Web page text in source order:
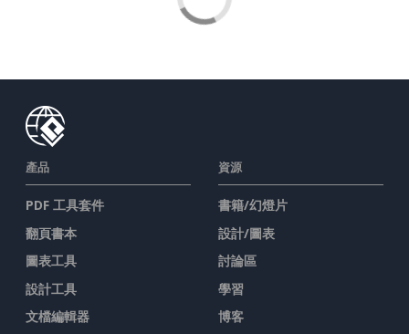
產品
PDF 工具套件
翻頁書本
圖表工具
設計工具
文檔編輯器
資源
書籍/幻燈片
設計/圖表
討論區
學習
博客